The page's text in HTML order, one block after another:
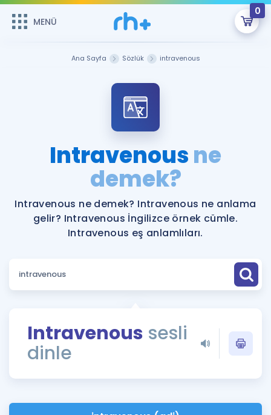
MENÜ
0
Şifremi Hatırlamıyorum
Sepetin Şu An Boş.
Remzi Hoca ile seni sınava hazırlayacak onlarca eğitim seni
bekliyor!
MENÜ
Katılımcı Görüşleri
Faydalı Araçlar
Ücretsiz Kaynaklar
ÖSYM Sınav Takvimi
Kampanyalar
İngilizce Gramer
Ana Sayfa Sözlük intravenous
Intravenousne
demek?
Intravenous ne demek? Intravenous ne anlama
gelir? Intravenous İngilizce örnek cümle.
Intravenous eş anlamlıları.
Intravenous sesli
dinle